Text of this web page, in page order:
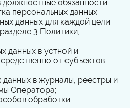
обязанности
персональных данных.
данных для каждой цели
3 Политики,
данных в устной и
от субъектов
данных в журналы, реестры и
Оператора;
обработки